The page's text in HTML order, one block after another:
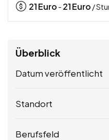
21Euro - 21Euro /
Überblick
Datum veröffentlicht
Standort
Berufsfeld